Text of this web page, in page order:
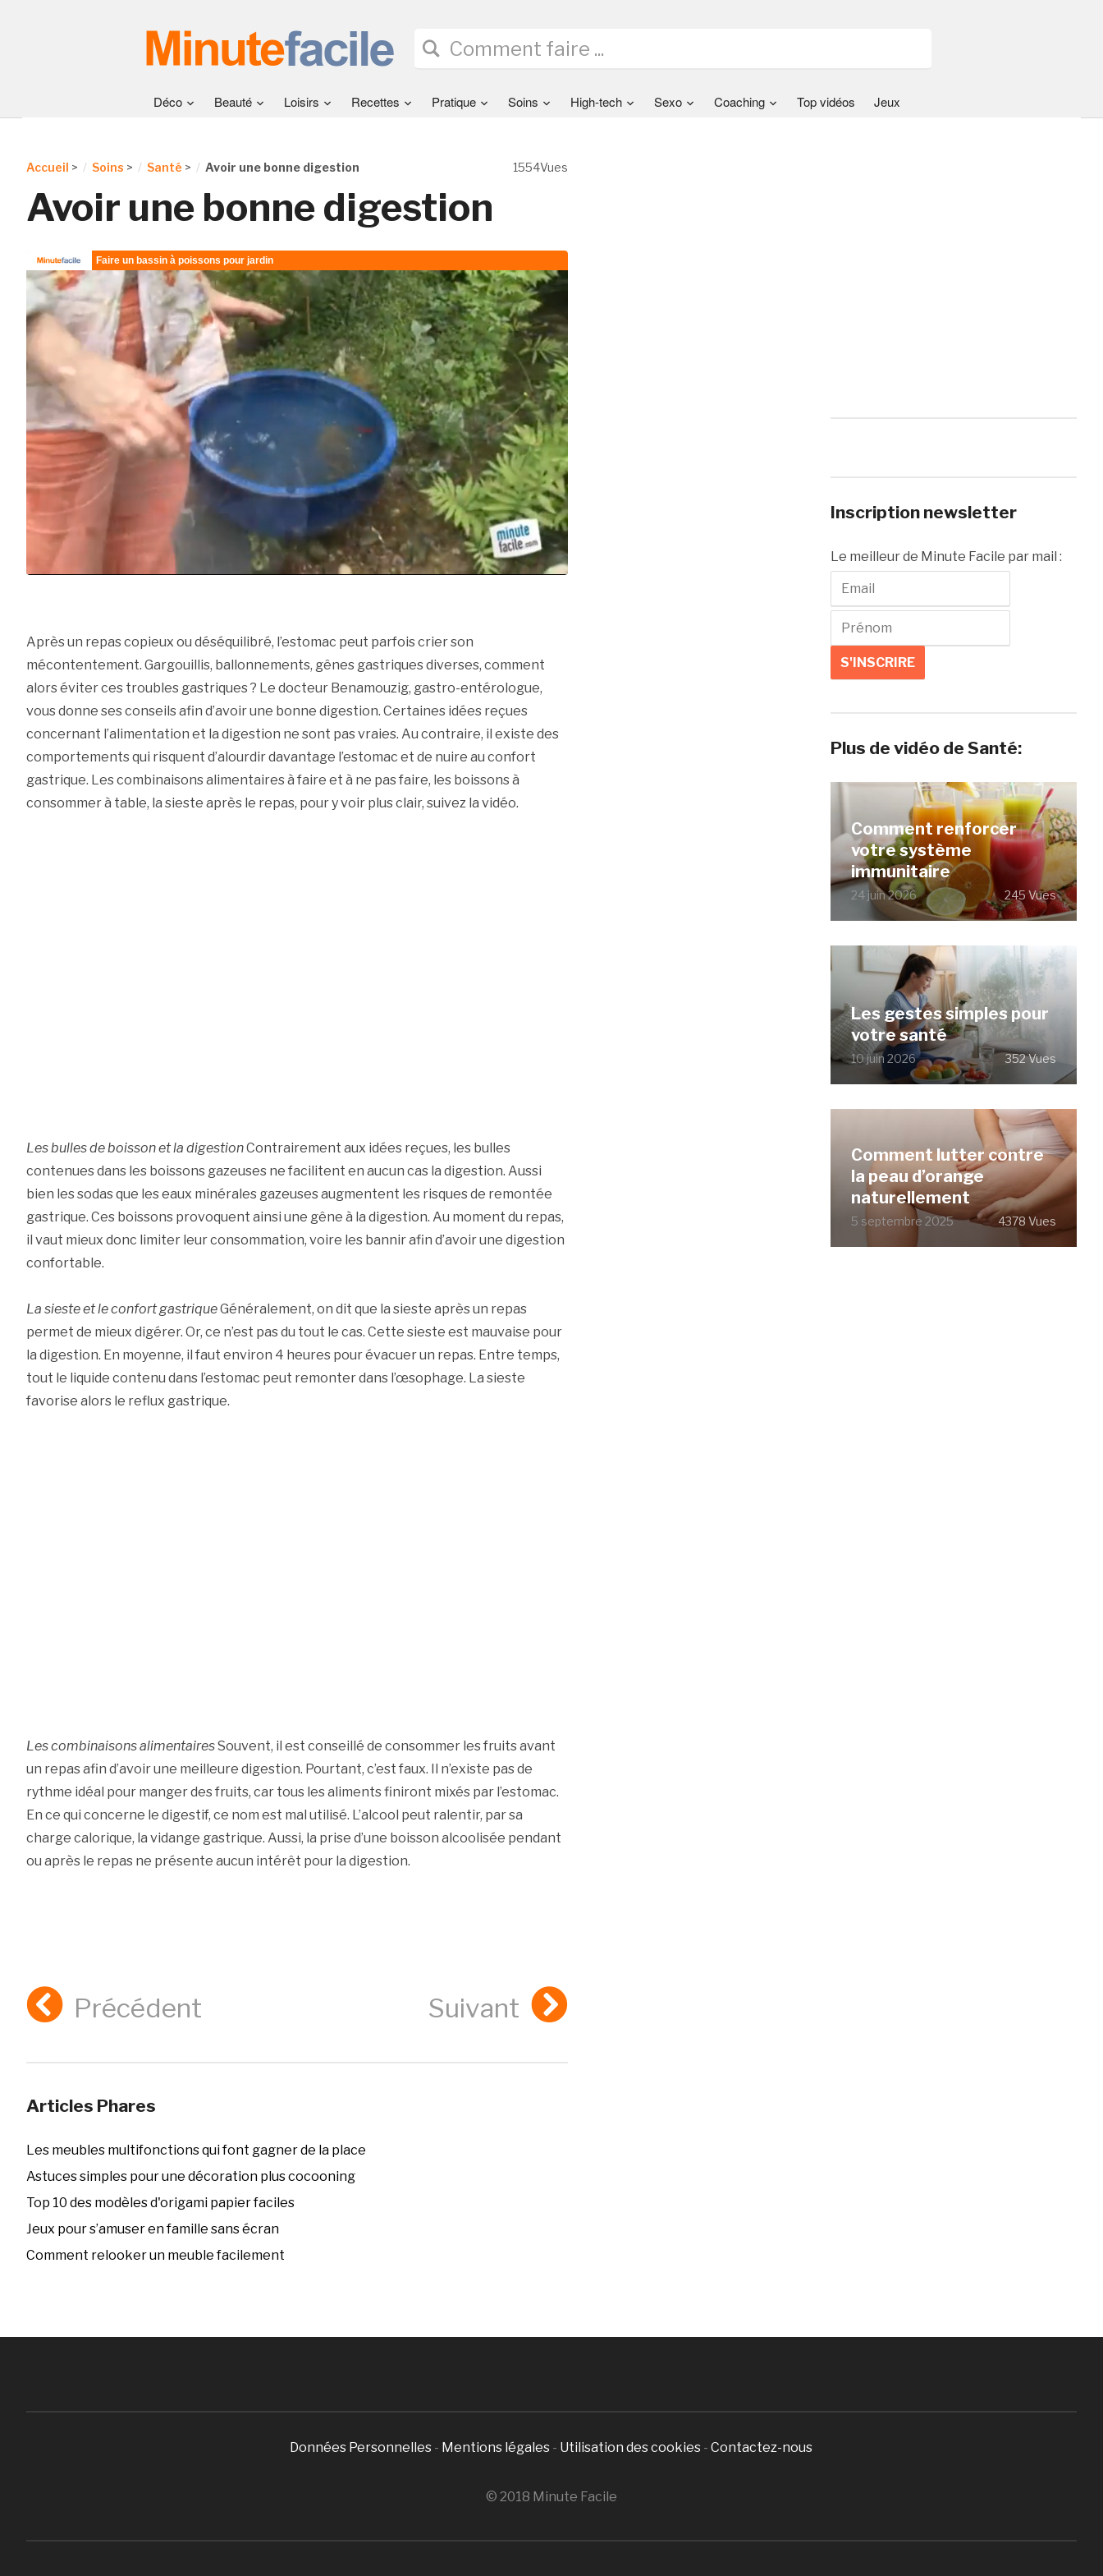
Déco Beauté Loisirs Recettes Pratique Soins High-tech Sexo Coaching Top vidéos Jeux
1554Vues
Accueil > Soins > Santé > Avoir une bonne digestion
Avoir une bonne digestion
Après un repas copieux ou déséquilibré, l’estomac peut parfois crier son
mécontentement. Gargouillis, ballonnements, gênes gastriques diverses, comment
alors éviter ces troubles gastriques ? Le docteur Benamouzig, gastro-entérologue,
vous donne ses conseils afin d’avoir une bonne digestion. Certaines idées reçues
concernant l’alimentation et la digestion ne sont pas vraies. Au contraire, il existe des
comportements qui risquent d’alourdir davantage l’estomac et de nuire au confort
gastrique. Les combinaisons alimentaires à faire et à ne pas faire, les boissons à
consommer à table, la sieste après le repas, pour y voir plus clair, suivez la vidéo.
Les bulles de boisson et la digestionContrairement aux idées reçues, les bulles
contenues dans les boissons gazeuses ne facilitent en aucun cas la digestion. Aussi
bien les sodas que les eaux minérales gazeuses augmentent les risques de remontée
gastrique. Ces boissons provoquent ainsi une gêne à la digestion. Au moment du repas,
il vaut mieux donc limiter leur consommation, voire les bannir afin d’avoir une digestion
confortable.
La sieste et le confort gastriqueGénéralement, on dit que la sieste après un repas
permet de mieux digérer. Or, ce n’est pas du tout le cas. Cette sieste est mauvaise pour
la digestion. En moyenne, il faut environ 4 heures pour évacuer un repas. Entre temps,
tout le liquide contenu dans l’estomac peut remonter dans l’œsophage. La sieste
favorise alors le reflux gastrique.
Les combinaisons alimentairesSouvent, il est conseillé de consommer les fruits avant
un repas afin d’avoir une meilleure digestion. Pourtant, c’est faux. Il n’existe pas de
rythme idéal pour manger des fruits, car tous les aliments finiront mixés par l’estomac.
En ce qui concerne le digestif, ce nom est mal utilisé. L’alcool peut ralentir, par sa
charge calorique, la vidange gastrique. Aussi, la prise d’une boisson alcoolisée pendant
ou après le repas ne présente aucun intérêt pour la digestion.
Précédent Suivant
Articles Phares
Les meubles multifonctions qui font gagner de la place
Astuces simples pour une décoration plus cocooning
Top 10 des modèles d'origami papier faciles
Jeux pour s’amuser en famille sans écran
Comment relooker un meuble facilement
Inscription newsletter
Le meilleur de Minute Facile par mail :
Plus de vidéo de Santé:
Comment renforcer
votre système
immunitaire
24 juin 2026 245 Vues
Les gestes simples pour
votre santé
10 juin 2026 352 Vues
Comment lutter contre
la peau d’orange
naturellement
5 septembre 2025 4378 Vues
Données Personnelles - Mentions légales - Utilisation des cookies -Contactez-nous
© 2018 Minute Facile